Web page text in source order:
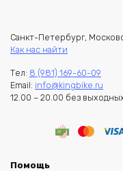
Санкт-Петербург,
Как нас найти
Тел: 8 (981) 169-60-09
Email: info@kingbike.ru
12.00 – 20.00 без
Помощь